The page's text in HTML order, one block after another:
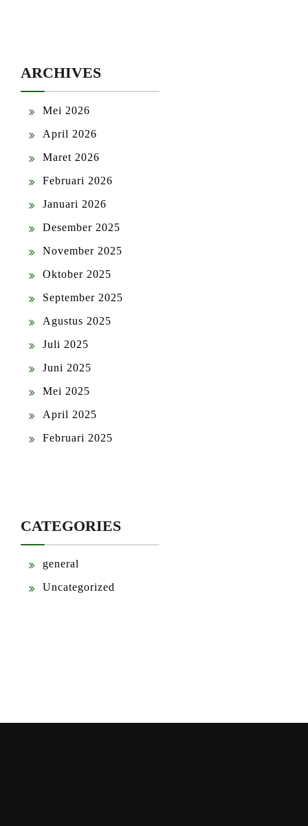
ARCHIVES
Mei 2026
April 2026
Maret 2026
Februari 2026
Januari 2026
Desember 2025
November 2025
Oktober 2025
September 2025
Agustus 2025
Juli 2025
Juni 2025
Mei 2025
April 2025
Februari 2025
CATEGORIES
general
Uncategorized